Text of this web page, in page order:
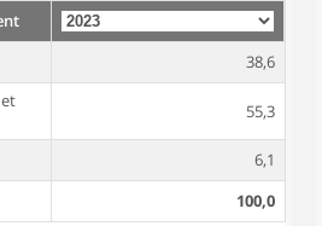
38,6
55,3
6,1
100,0